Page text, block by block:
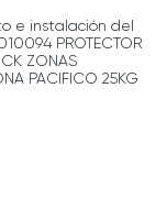
e instalación del
PROTECTOR
ZONAS
PACIFICO 25KG